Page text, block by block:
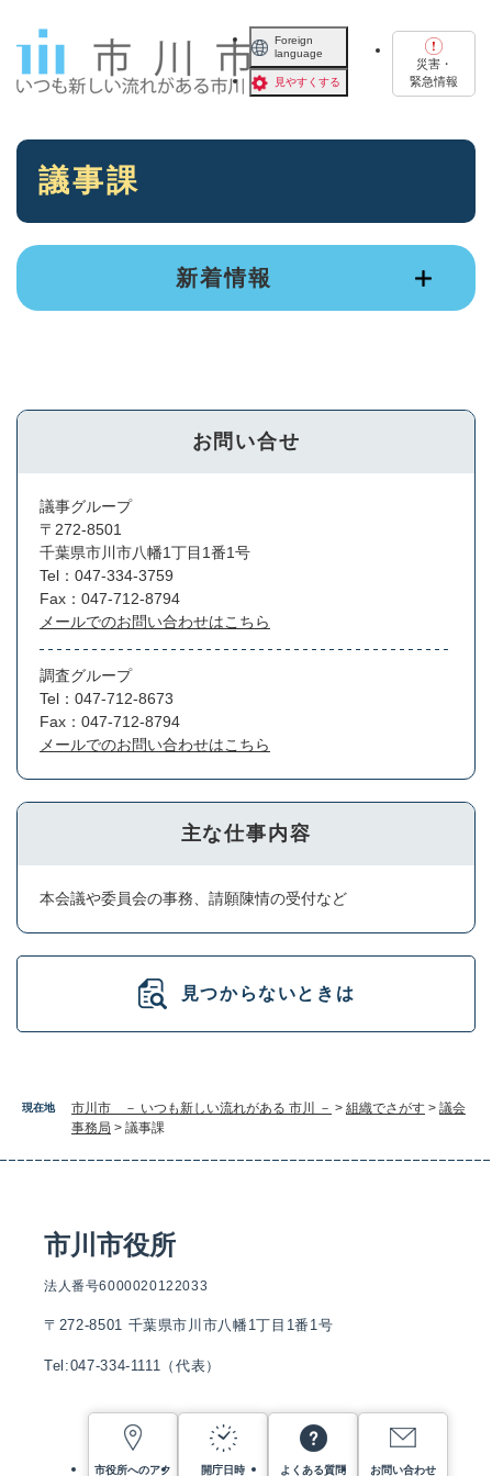
Foreign
language
見やすくする
災害・
緊急情報
現在地 市川市 － いつも新しい流れがある 市川 － > 組織でさがす > 議会
事務局 > 議事課
本
議事課
新着情報
お問い合せ
議事グループ
〒272-8501
千葉県市川市八幡1丁目1番1号
Tel：047-334-3759
Fax：047-712-8794
メールでのお問い合わせはこちら
調査グループ
Tel：047-712-8673
Fax：047-712-8794
メールでのお問い合わせはこちら
主な仕事内容
本会議や委員会の事務、請願陳情の受付など
見つからないときは
市川市役所
法人番号6000020122033
〒272-8501 千葉県市川市八幡1丁目1番1号
Tel:047-334-1111（代表）
市役所へのアク 開庁日時 よくある質問 お問い合わせ